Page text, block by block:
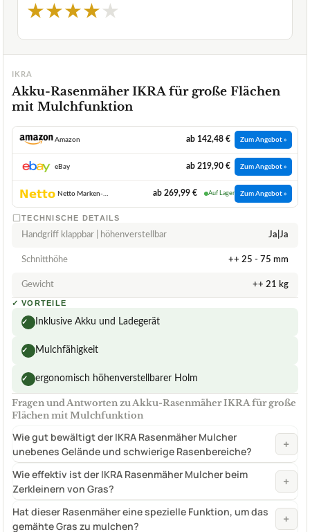
★★★★★
IKRA
Akku-Rasenmäher IKRA für große Flächen
mit Mulchfunktion
Amazon ab 142,48 € Zum Angebot »
eBay ab 219,90 € Zum Angebot »
ab 269,99 € Auf Lager Zum Angebot »
TECHNISCHE DETAILS
Handgriff klappbar | höhenverstellbar Ja|Ja
Schnitthöhe ++ 25 - 75 mm
Gewicht ++ 21 kg
✓ VORTEILE
✓ Inklusive Akku und Ladegerät
✓ Mulchfähigkeit
✓ ergonomisch höhenverstellbarer Holm
Fragen und Antworten zu Akku-Rasenmäher IKRA für große
Flächen mit Mulchfunktion
Wie gut bewältigt der IKRA Rasenmäher Mulcher
unebenes Gelände und schwierige Rasenbereiche?
+
Wie effektiv ist der IKRA Rasenmäher Mulcher beim
Zerkleinern von Gras?
+
Hat dieser Rasenmäher eine spezielle Funktion, um das
gemähte Gras zu mulchen?
+